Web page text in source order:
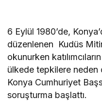
6 Eylül 1980’de,
düzenlenen Kudüs
okunurken
ülkede tepkilere neden
Konya Cumhuriyet
soruşturma başlattı.